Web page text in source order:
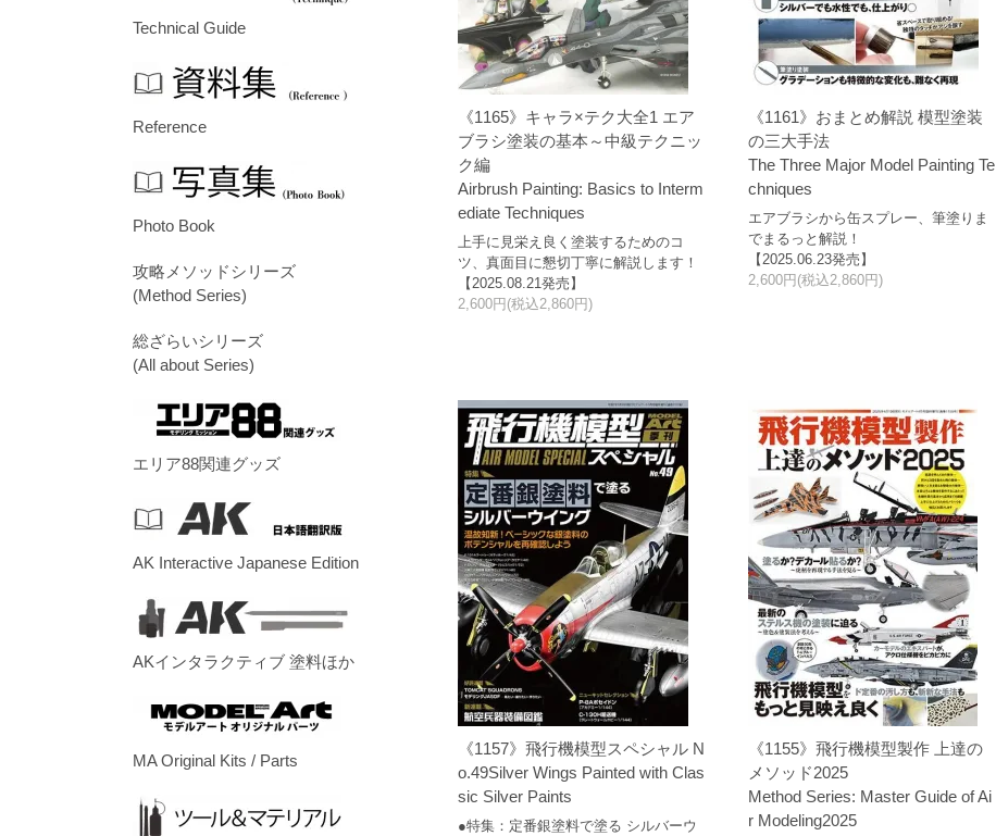
《1165》キャラ×テク大全1 エア
ブラシ塗装の基本～中級テクニッ
ク編
Airbrush Painting: Basics to Interm
ediate Techniques
上手に見栄え良く塗装するためのコ
ツ、真面目に懇切丁寧に解説します！
【2025.08.21発売】
2,600円(税込2,860円)
《1161》おまとめ解説 模型塗装
の三大手法
The Three Major Model Painting Te
chniques
エアブラシから缶スプレー、筆塗りま
でまるっと解説！
【2025.06.23発売】
2,600円(税込2,860円)
《1157》飛行機模型スペシャル N
o.49Silver Wings Painted with Clas
sic Silver Paints
●特集：定番銀塗料で塗る シルバーウ
《1155》飛行機模型製作 上達の
メソッド2025
Method Series: Master Guide of Ai
r Modeling2025
Technical Guide
Reference
Photo Book
攻略メソッドシリーズ
(Method Series)
総ざらいシリーズ
(All about Series)
エリア88関連グッズ
AK Interactive Japanese Edition
AKインタラクティブ 塗料ほか
MA Original Kits / Parts